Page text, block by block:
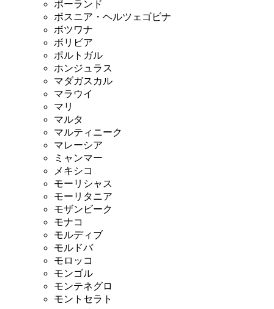
ポーランド
ボスニア・ヘルツェゴビナ
ボツワナ
ボリビア
ポルトガル
ホンジュラス
マダガスカル
マラウイ
マリ
マルタ
マルティニーク
マレーシア
ミャンマー
メキシコ
モーリシャス
モーリタニア
モザンビーク
モナコ
モルディブ
モルドバ
モロッコ
モンゴル
モンテネグロ
モントセラト